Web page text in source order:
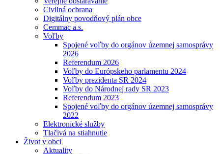
Civilná ochrana
Digitálny povodňový plán obce
Cemmac a.s.
Voľby
Spojené voľby do orgánov územnej samosprávy
2026
Referendum 2026
Voľby do Európskeho parlamentu 2024
Voľby prezidenta SR 2024
Voľby do Národnej rady SR 2023
Referendum 2023
Spojené voľby do orgánov územnej samosprávy
2022
Elektronické služby
Tlačivá na stiahnutie
Život v obci
Aktuality